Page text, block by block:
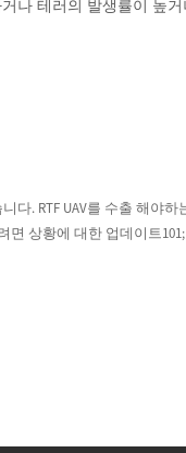
나 테러의 발생률이 높
. RTF UAV를 수출 해야
면 상황에 대한 업데이트101;